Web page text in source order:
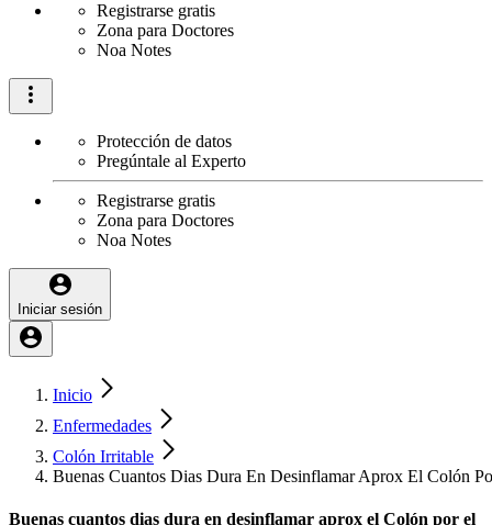
Registrarse gratis
Zona para Doctores
Noa Notes
Protección de datos
Pregúntale al Experto
Registrarse gratis
Zona para Doctores
Noa Notes
Iniciar sesión
Inicio
Enfermedades
Colón Irritable
Buenas Cuantos Dias Dura En Desinflamar Aprox El Colón
Buenas cuantos dias dura en desinflamar aprox el Colón por el